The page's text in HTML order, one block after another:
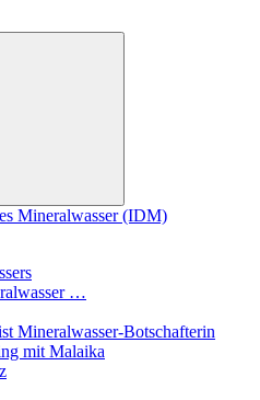
…
Mineralwasser-Botschafterin
mit Malaika